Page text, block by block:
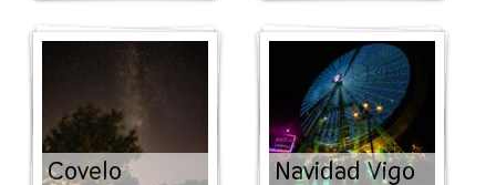
Covelo Navidad Vigo